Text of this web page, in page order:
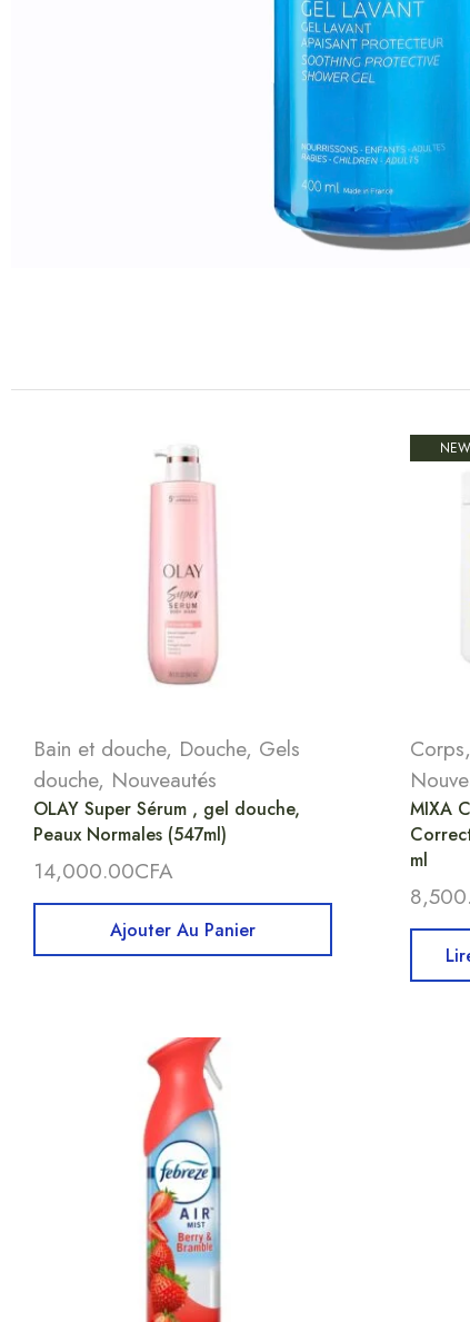
Bain et douche, Douche, Gels
douche, Nouveautés
OLAY Super Sérum , gel douche,
Peaux Normales (547ml)
14,000.00CFA
Ajouter Au Panier
NEW
Corps,
MIXA
ml